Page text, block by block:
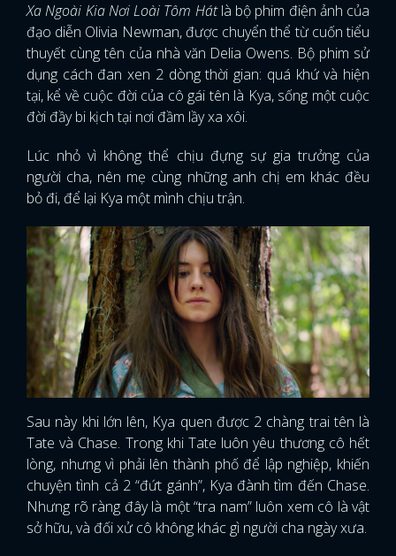
Xa Ngoài Kia Nơi Loài Tôm Hátlà bộ phim điện ảnh của
đạo diễn Olivia Newman, được chuyển thể từ cuốn tiểu
thuyết cùng tên của nhà văn Delia Owens. Bộ phim sử
dụng cách đan xen 2 dòng thời gian: quá khứ và hiện
tại, kể về cuộc đời của cô gái tên là Kya, sống một cuộc
đời đầy bi kịch tại nơi đầm lầy xa xôi.
Lúc nhỏ vì không thể chịu đựng sự gia trưởng của
người cha, nên mẹ cùng những anh chị em khác đều
bỏ đi, để lại Kya một mình chịu trận.
Sau này khi lớn lên, Kya quen được 2 chàng trai tên là
Tate và Chase. Trong khi Tate luôn yêu thương cô hết
lòng, nhưng vì phải lên thành phố để lập nghiệp, khiến
chuyện tình cả 2 “đứt gánh”, Kya đành tìm đến Chase.
Nhưng rõ ràng đây là một “tra nam” luôn xem cô là vật
sở hữu, và đối xử cô không khác gì người cha ngày xưa.